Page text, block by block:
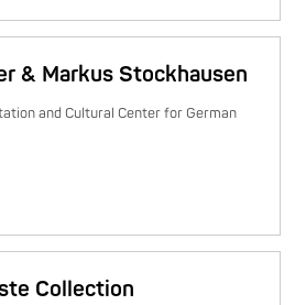
& Markus Stockhausen
and Cultural Center for German
Collection